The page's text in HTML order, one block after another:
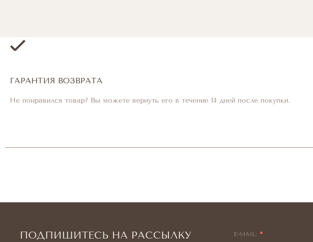
ГАРАНТИЯ ВОЗВРАТА
Не понравился товар? Вы можете вернуть его в течение 14 дней после покупки.
ПОДПИШИТЕСЬ НА РАССЫЛКУ E-MAIL: